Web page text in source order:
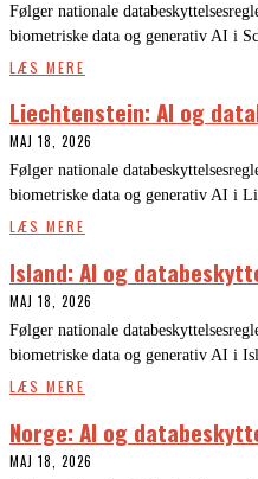
Følger nationale
biometriske data og generativ AI i
LÆS MERE
Liechtenstein: AI og
MAJ 18, 2026
Følger nationale
biometriske data og generativ AI i
LÆS MERE
Island: AI og
MAJ 18, 2026
Følger nationale
biometriske data og generativ AI i
LÆS MERE
Norge: AI og
MAJ 18, 2026